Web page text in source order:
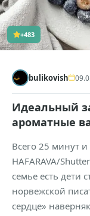
+483
bulikovish
Идеальный
ароматные
Всего 25 минут
HAFARAVA/
семье есть дети
норвежской
сердце»